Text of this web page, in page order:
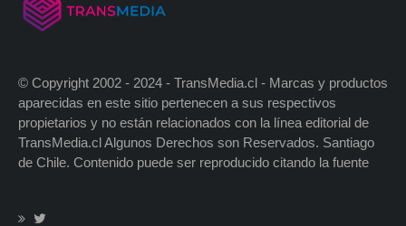
© Copyright 2002 - 2024 - TransMedia.cl - Marcas y productos
aparecidas en este sitio pertenecen a sus respectivos
propietarios y no están relacionados con la línea editorial de
TransMedia.cl Algunos Derechos son Reservados. Santiago
de Chile. Contenido puede ser reproducido citando la fuente